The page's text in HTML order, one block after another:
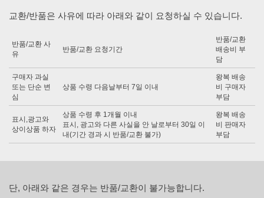
교환/반품은 사유에 따라 아래와 같이 요청하실 수 있습니다.
반품/교환 사
유
반품/교환 요청기간
반품/교환
배송비 부
담
구매자 과실
또는 단순 변
심
상품 수령 다음날부터 7일 이내
왕복 배송
비 구매자
부담
표시,광고와
상이상품 하자
상품 수령 후 1개월 이내
표시, 광고와 다른 사실을 안 날로부터 30일 이
내(기간 경과 시 반품/교환 불가)
왕복 배송
비 판매자
부담
단, 아래와 같은 경우는 반품/교환이 불가능합니다.